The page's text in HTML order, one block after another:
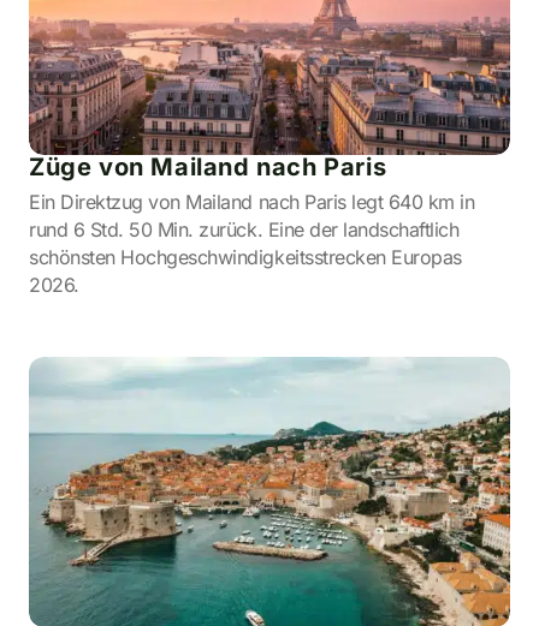
Züge von Mailand nach Paris
Ein Direktzug von Mailand nach Paris legt 640 km in
rund 6 Std. 50 Min. zurück. Eine der landschaftlich
schönsten Hochgeschwindigkeitsstrecken Europas
2026.